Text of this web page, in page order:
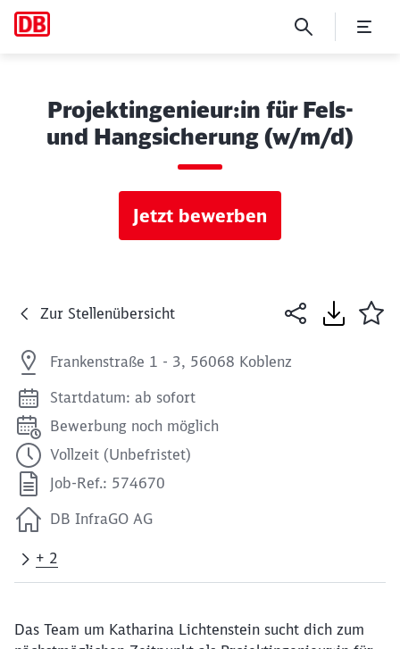
Projektingenieur:in für Fels-
und Hangsicherung (w/m/d)
Jetzt bewerben
Zur Stellenübersicht
Frankenstraße 1 - 3, 56068 Koblenz
Startdatum: ab sofort
Bewerbung noch möglich
Vollzeit (Unbefristet)
Job-Ref.: 574670
DB InfraGO AG
+ 2
Das Team um Katharina Lichtenstein sucht dich zum